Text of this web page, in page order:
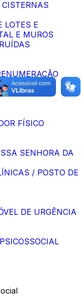
LOTES E
E MUROS
FÍSICO
SENHORA DA
/ POSTO DE
DE URGÊNCIA